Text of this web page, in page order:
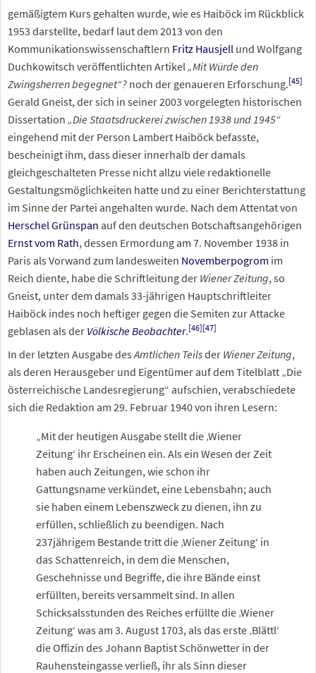
gemäßigtem Kurs gehalten wurde, wie es Haiböck im Rückblick
1953 darstellte, bedarf laut dem 2013 von den
Kommunikationswissenschaftlern Fritz Hausjell und Wolfgang
Duchkowitsch veröffentlichten Artikel „Mit Würde den
Zwingsherren begegnet“? noch der genaueren Erforschung.[45]
Gerald Gneist, der sich in seiner 2003 vorgelegten historischen
Dissertation „Die Staatsdruckerei zwischen 1938 und 1945“
eingehend mit der Person Lambert Haiböck befasste,
bescheinigt ihm, dass dieser innerhalb der damals
gleichgeschalteten Presse nicht allzu viele redaktionelle
Gestaltungsmöglichkeiten hatte und zu einer Berichterstattung
im Sinne der Partei angehalten wurde. Nach dem Attentat von
Herschel Grünspan auf den deutschen Botschaftsangehörigen
Ernst vom Rath, dessen Ermordung am 7. November 1938 in
Paris als Vorwand zum landesweiten Novemberpogrom im
Reich diente, habe die Schriftleitung der Wiener Zeitung, so
Gneist, unter dem damals 33-jährigen Hauptschriftleiter
Haiböck indes noch heftiger gegen die Semiten zur Attacke
geblasen als der Völkische Beobachter.[46][47]
In der letzten Ausgabe des Amtlichen Teilsder Wiener Zeitung,
als deren Herausgeber und Eigentümer auf dem Titelblatt „Die
österreichische Landesregierung“ aufschien, verabschiedete
sich die Redaktion am 29. Februar 1940 von ihren Lesern:
„Mit der heutigen Ausgabe stellt die ‚Wiener
Zeitung‘ ihr Erscheinen ein. Als ein Wesen der Zeit
haben auch Zeitungen, wie schon ihr
Gattungsname verkündet, eine Lebensbahn; auch
sie haben einem Lebenszweck zu dienen, ihn zu
erfüllen, schließlich zu beendigen. Nach
237jährigem Bestande tritt die ‚Wiener Zeitung‘ in
das Schattenreich, in dem die Menschen,
Geschehnisse und Begriffe, die ihre Bände einst
erfüllten, bereits versammelt sind. In allen
Schicksalsstunden des Reiches erfüllte die ‚Wiener
Zeitung‘ was am 3. August 1703, als das erste ‚Blättl‘
die Offizin des Johann Baptist Schönwetter in der
Rauhensteingasse verließ, ihr als Sinn dieser